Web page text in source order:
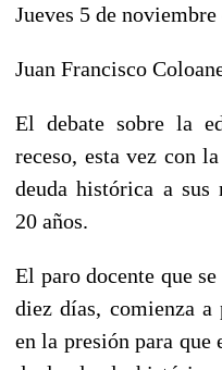
Jueves 5 de noviembre
Juan Francisco
El debate sobre la
receso, esta vez con
deuda histórica a sus
20 años.
El paro docente que
diez días, comienza
en la presión para que